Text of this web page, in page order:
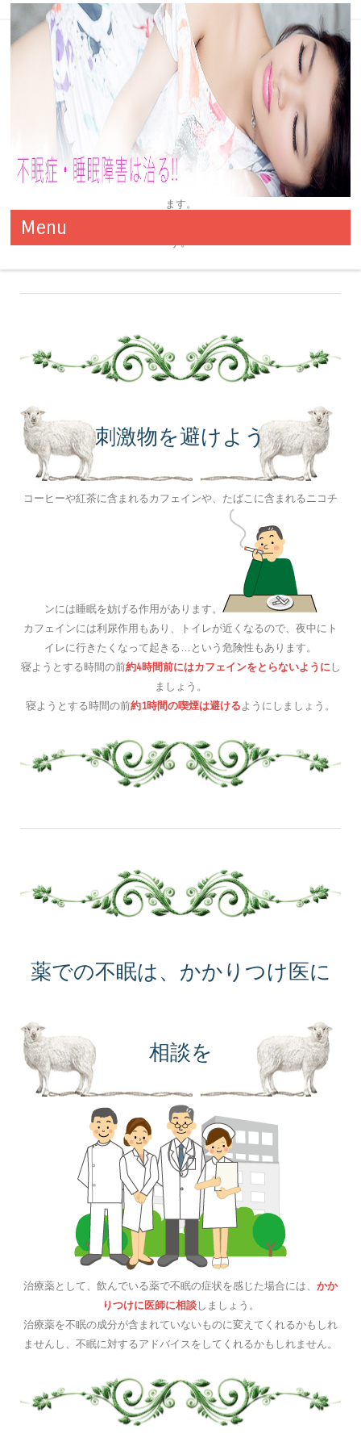
不眠症・睡眠障害は治る!! 改善
と対策方法
す！！
Menu
眠りを妨げるものを避けましょう
睡眠を妨げる可能性のあるものは、何もカフェインやニコチンだけ
ではありません。
病気を治すための治療薬が不眠を伴うことがあります。
睡眠を妨げる薬としては降圧剤、甲状腺製剤、抗がん剤などがあり
ます。
また、抗ヒスタミン剤には日中の眠気を誘う成分が含まれていま
す。
刺激物を避けよう
コーヒーや紅茶に含まれるカフェインや、たばこに含まれるニコチ
ンには睡眠を妨げる作用があります。
カフェインには利尿作用もあり、トイレが近くなるので、夜中にト
イレに行きたくなって起きる…という危険性もあります。
寝ようとする時間の前約4時間前にはカフェインをとらないように し
ましょう。
寝ようとする時間の前約1時間の喫煙は避ける ようにしましょう。
薬での不眠は、かかりつけ医に
相談を
治療薬として、飲んでいる薬で不眠の症状を感じた場合には、 かか
りつけに医師に相談しましょう。
治療薬を不眠の成分が含まれていないものに変えてくれるかもしれ
ませんし、不眠に対するアドバイスをしてくれるかもしれません。